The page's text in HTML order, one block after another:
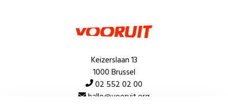
Keizerslaan 13
1000 Brussel
02 552 02 00
hallo@vooruit.org